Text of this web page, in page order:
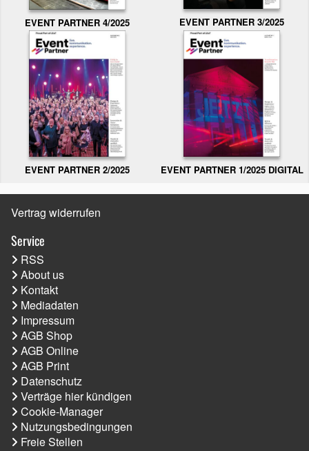
EVENT PARTNER 4/2025 EVENT PARTNER 3/2025
EVENT PARTNER 2/2025 EVENT PARTNER 1/2025 DIGITAL
Vertrag widerrufen
Service
RSS
About us
Kontakt
Mediadaten
Impressum
AGB Shop
AGB Online
AGB Print
Datenschutz
Verträge hier kündigen
Cookie-Manager
Nutzungsbedingungen
Freie Stellen